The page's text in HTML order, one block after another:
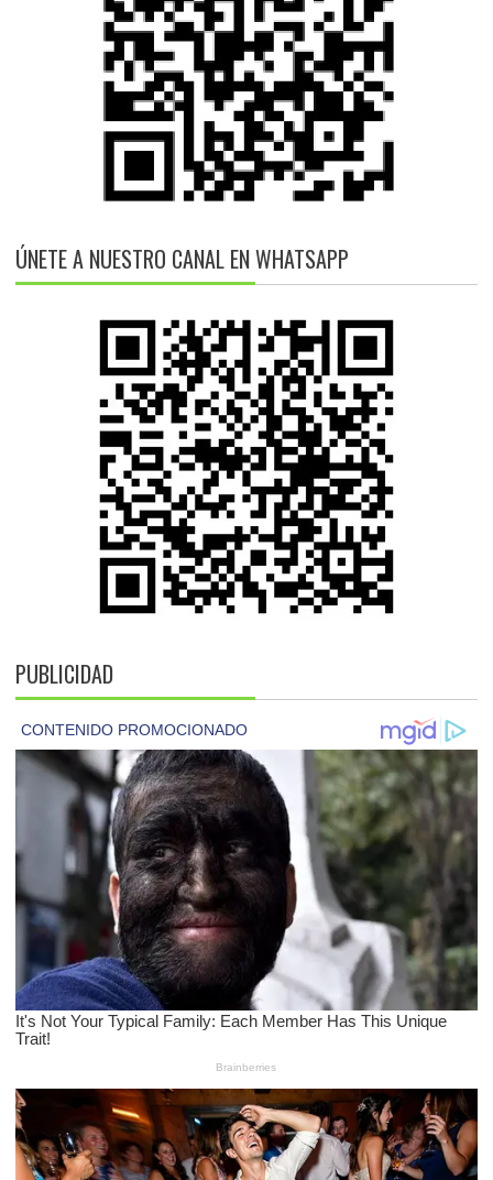
ÚNETE A NUESTRO CANAL EN WHATSAPP
PUBLICIDAD